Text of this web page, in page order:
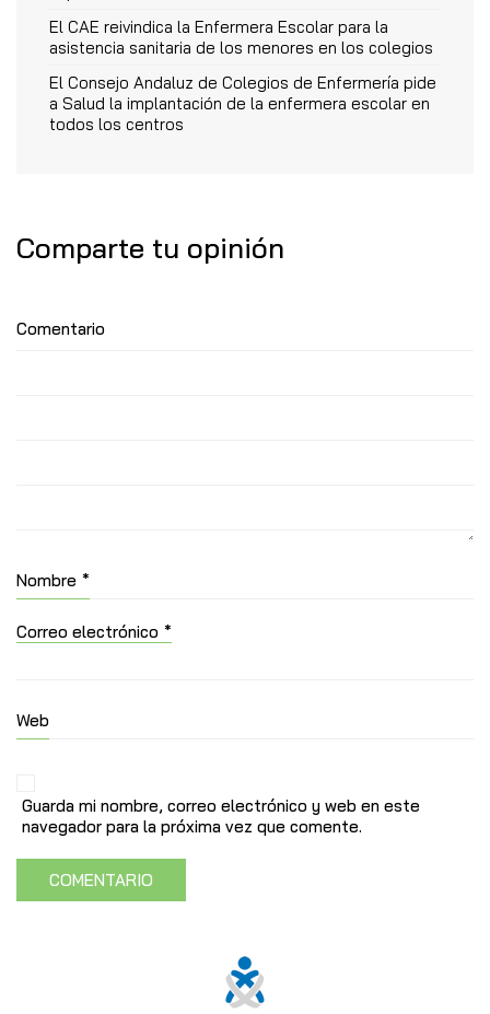
El CAE reivindica la Enfermera Escolar para la
asistencia sanitaria de los menores en los colegios
El Consejo Andaluz de Colegios de Enfermería pide
a Salud la implantación de la enfermera escolar en
todos los centros
Comparte tu opinión
Comentario
Nombre *
Correo electrónico *
Web
Guarda mi nombre, correo electrónico y web en este
navegador para la próxima vez que comente.